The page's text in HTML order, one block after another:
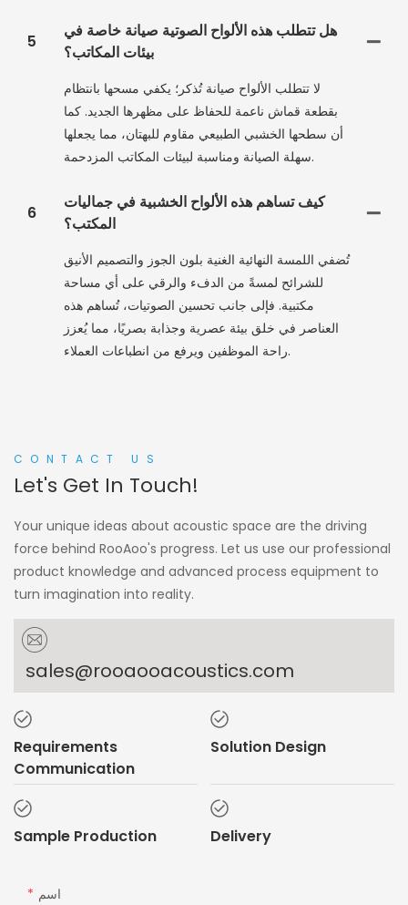
5
هل تتطلب هذه الألواح الصوتية صيانة خاصة في
بيئات المكاتب؟
لا تتطلب الألواح صيانة تُذكر؛ يكفي مسحها بانتظام
بقطعة قماش ناعمة للحفاظ على مظهرها الجديد. كما
أن سطحها الخشبي الطبيعي مقاوم للبهتان، مما يجعلها
سهلة الصيانة ومناسبة لبيئات المكاتب المزدحمة.
6
كيف تساهم هذه الألواح الخشبية في جماليات
المكتب؟
تُضفي اللمسة النهائية الغنية بلون الجوز والتصميم الأنيق
للشرائح لمسةً من الدفء والرقي على أي مساحة
مكتبية. فإلى جانب تحسين الصوتيات، تُساهم هذه
العناصر في خلق بيئة عصرية وجذابة بصريًا، مما يُعزز
راحة الموظفين ويرفع من انطباعات العملاء.
CONTACT US
Let's Get In Touch!
Your unique ideas about acoustic space are the driving
force behind RooAoo's progress. Let us use our professional
product knowledge and advanced process equipment to
turn imagination into reality.
sales@rooaooacoustics.com
Requirements
Communication
Solution Design
Sample Production Delivery
اسم